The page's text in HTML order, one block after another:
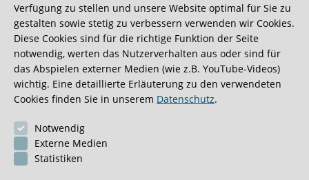
aber dieser ist doch sehr ungewöhnlich.
0:40 Minuten
Verfügung zu stellen und unsere Website optimal für Sie zu
gestalten sowie stetig zu verbessern verwenden wir Cookies.
Diese Cookies sind für die richtige Funktion der Seite
notwendig, werten das Nutzerverhalten aus oder sind für
das Abspielen externer Medien (wie z.B. YouTube-Videos)
wichtig. Eine detaillierte Erläuterung zu den verwendeten
Cookies finden Sie in unserem Datenschutz.
Notwendig
Externe Medien
Statistiken